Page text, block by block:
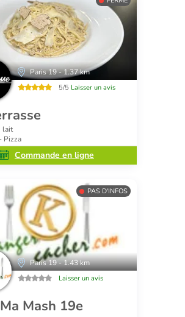
Paris 19 - 1.37 km
5/5 Laisser un avis
lait
Pizza
Commande en ligne
PAS D'INFOS
Paris 19 - 1.43 km
Laisser un avis
Mash 19e